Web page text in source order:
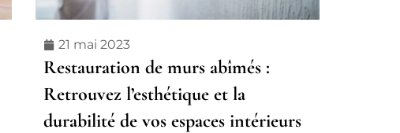
21 mai 2023
Restauration de murs abîmés :
Retrouvez l’esthétique et la
durabilité de vos espaces intérieurs